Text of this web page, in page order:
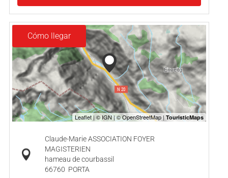
Cómo llegar
Claude-Marie ASSOCIATION FOYER
MAGISTERIEN
hameau de courbassil
66760 PORTA